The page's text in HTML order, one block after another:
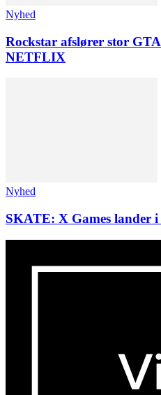
Nyhed
Rockstar afslører stor
NETFLIX
Nyhed
SKATE: X Games lander i